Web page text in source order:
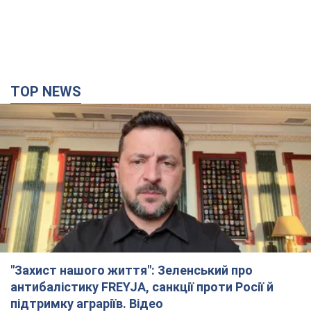
TOP NEWS
"Захист нашого життя": Зеленський про
антибалістику FREYJA, санкції проти Росії й
підтримку аграріїв. Відео